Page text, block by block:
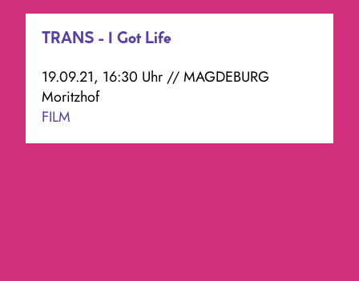
TRANS - I Got Life
19.09.21, 16:30 Uhr // MAGDEBURG
Moritzhof
FILM